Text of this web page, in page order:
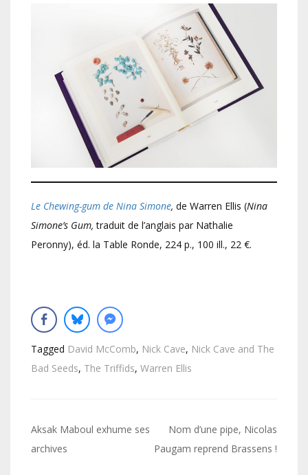
Le Chewing-gum de Nina Simone, de Warren Ellis (Nina
Simone’s Gum, traduit de l’anglais par Nathalie
Peronny), éd. la Table Ronde, 224 p., 100 ill., 22 €.
Tagged David McComb, Nick Cave, Nick Cave and The
Bad Seeds, The Triffids, Warren Ellis
Navigation
de
Aksak Maboul exhume ses
archives
Nom d’une pipe, Nicolas
Paugam reprend Brassens !